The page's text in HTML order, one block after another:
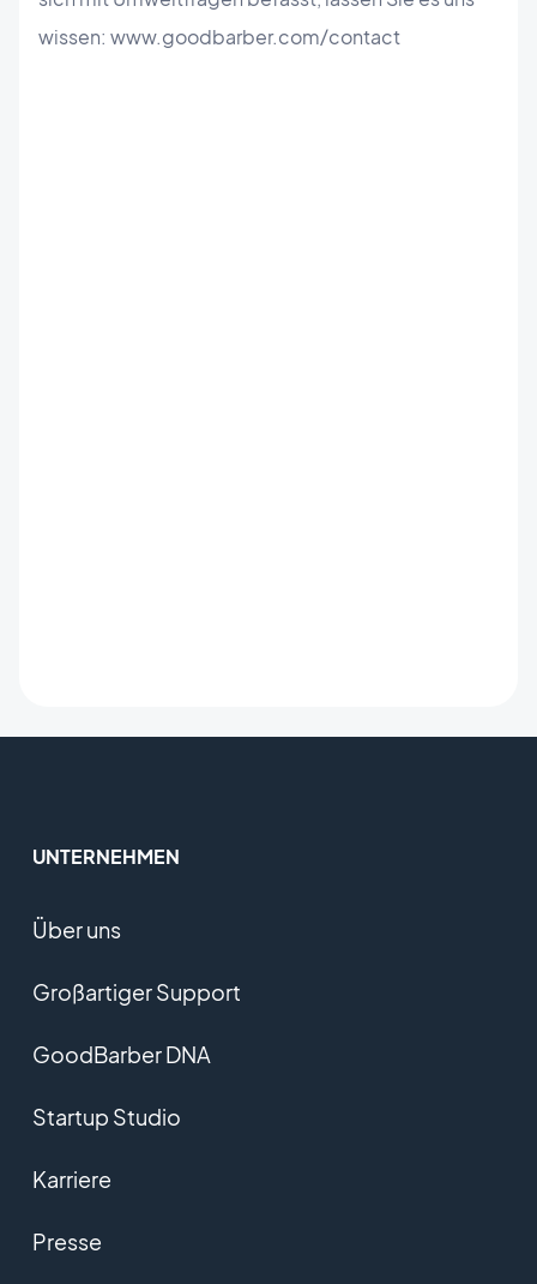
wissen: www.goodbarber.com/contact
UNTERNEHMEN
Über uns
Großartiger Support
GoodBarber DNA
Startup Studio
Karriere
Presse